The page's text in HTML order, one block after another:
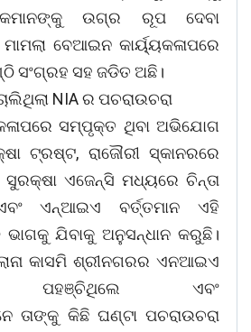
ଉଗ୍ର ରୂପ ଦେବା
ବେଆଇନ କାର୍ୟ୍ୟକଳାପରେ
ସଂଗ୍ରହ ସହ ଜଡିତ ଅଛି।
NIA ର ପଚରାଉଚରା
ସମ୍ପୃକ୍ତ ଥିବା ଅଭିଯୋଗ
ଟ୍ରଷ୍ଟ, ରାଜୌରୀ ସ୍କାନରରେ
ସୁରକ୍ଷା ଏଜେନ୍ସି ମଧ୍ୟରେ ଚିନ୍ତା
ଏନ୍ଆଇଏ ବର୍ତ୍ତମାନ ଏହି
ଭାଗକୁ ଯିବାକୁ ଅନୁସନ୍ଧାନ କରୁଛି।
କାସମି ଶ୍ରୀନଗରର ଏନଆଇଏ
ପହଞ୍ଚିଥିଲେ ଏବଂ
ତାଙ୍କୁ କିଛି ଘଣ୍ଟା ପଚରାଉଚରା